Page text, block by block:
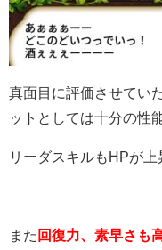
真面目に評価させてい
ットとしては十分の性
リーダスキルもHPが上
また 回復力、素早さも